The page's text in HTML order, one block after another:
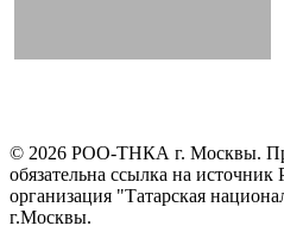
© 2026 РОО-ТНКА г. Москвы.
обязательна ссылка на
организация "Татарская
г.Москвы.